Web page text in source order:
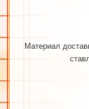
Материал